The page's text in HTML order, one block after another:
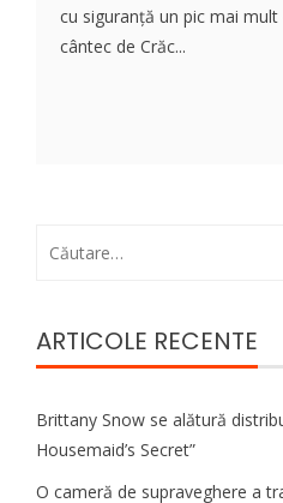
cu siguranță un pic mai
cântec de Crăc...
ARTICOLE RECENTE
Brittany Snow se alătură
Housemaid’s Secret”
O cameră de supraveghere a